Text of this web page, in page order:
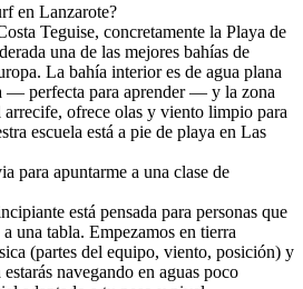
en Lanzarote?
Teguise, concretamente la Playa de
una de las mejores bahías de
La bahía interior es de agua plana
— perfecta para aprender — y la zona
arrecife, ofrece olas y viento limpio para
escuela está a pie de playa en Las
para apuntarme a una clase de
está pensada para personas que
una tabla. Empezamos en tierra
(partes del equipo, viento, posición) y
navegando en aguas poco